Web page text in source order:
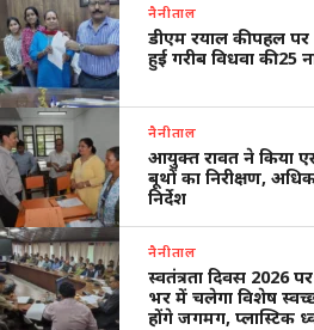
नैनीताल
डीएम रयाल की पहल
हुई गरीब विधवा की 25
नैनीताल
आयुक्त रावत ने किया
बूथों का निरीक्षण,
निर्देश
नैनीताल
स्वतंत्रता दिवस 2026
भर में चलेगा विशेष
होंगे जगमग, प्लास्टिक